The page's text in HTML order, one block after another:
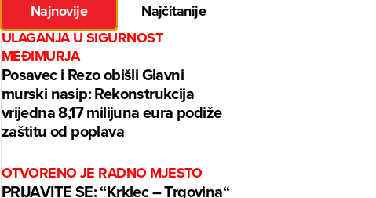
Najnovije
Najčitanije
ULAGANJA U SIGURNOST
MEĐIMURJA
Posavec i Rezo obišli Glavni
murski nasip: Rekonstrukcija
vrijedna 8,17 milijuna eura podiže
zaštitu od poplava
OTVORENO JE RADNO MJESTO
PRIJAVITE SE: “Krklec – Trgovina“